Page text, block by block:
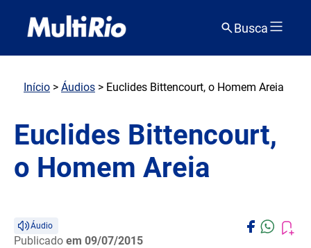
Busca
Início > Áudios > Euclides Bittencourt, o Homem Areia
Euclides Bittencourt,
o Homem Areia
Áudio
Publicado em 09/07/2015